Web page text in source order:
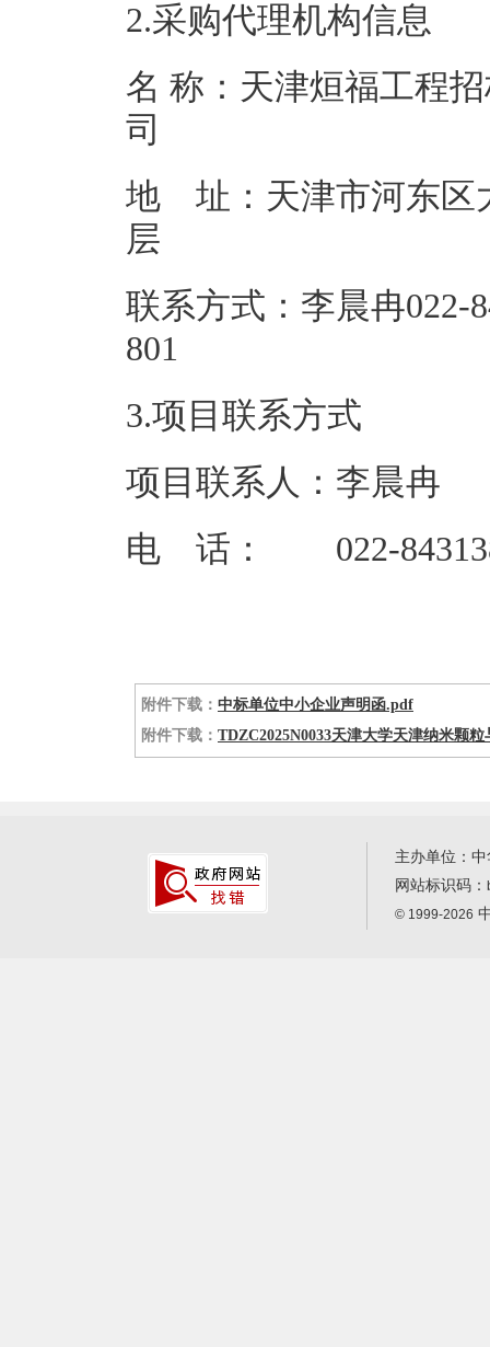
2.采购代理机构信息
名 称：天津烜福工程
地 址：天津市河东区
联系方式：李晨冉022-
3.项目联系方式
项目联系人：李晨冉
电 话： 022-
附件下载： 中标单位中小企业声明函.pdf
附件下载： TDZC2025N0033天津大学天津纳米颗
主办单位：
网站标识码：
© 1999-2026